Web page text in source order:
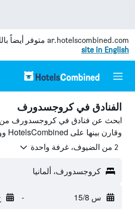
ar.hotelscombined.com متوفر أيضاً
site in English
الفنادق في كروجسدورف
ابحث عن فنادق في كروجسدورف من
وقارن بينها على HotelsCombined ووفّر.
2 من الضيوف، غرفة واحدة
كروجسدورف، ألمانيا
س 15/8 -